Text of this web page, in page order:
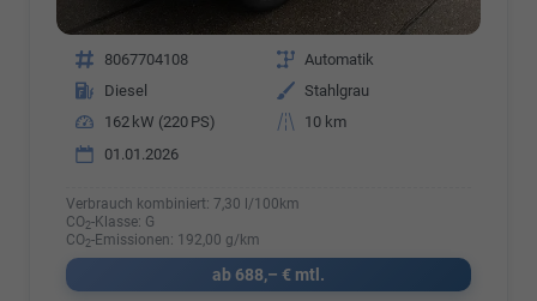
Fahrzeugnr. 8067704108 Getriebe Automatik
Kraftstoff
Diesel Außenfarbe
Stahlgrau
Leistung
162 kW (220 PS) Kilometerstand
10 km
01.01.2026
Verbrauch kombiniert:7,30 l/100km
CO2-Klasse: G
CO2-Emissionen: 192,00 g/km
ab 688,– € mtl.